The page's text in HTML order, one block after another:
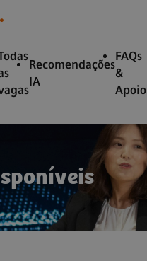
Recomendações
IA
FAQs
&
Apoio